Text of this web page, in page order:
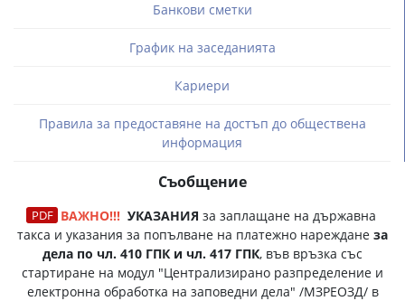
Банкови сметки
График на заседанията
Кариери
Правила за предоставяне на достъп до обществена
информация
Съобщение
ВАЖНО!!! УКАЗАНИЯ за заплащане на държавна
такса и указания за попълване на платежно нареждане за
дела по чл. 410 ГПК и чл. 417 ГПК, във връзка със
стартиране на модул "Централизирано разпределение и
електронна обработка на заповедни дела" /МЗРЕОЗД/ в